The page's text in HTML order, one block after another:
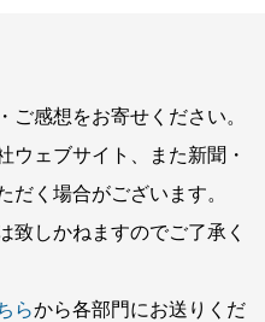
ご感想をお寄せください。
ウェブサイト、また新聞・
だく場合がございます。
しかねますのでご了承く
らから各部門にお送りくだ